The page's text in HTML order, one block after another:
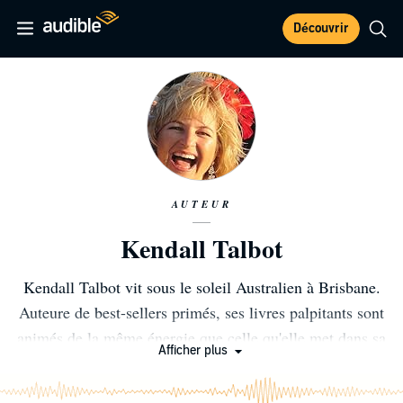
Découvrir
AUTEUR
Kendall Talbot
Kendall Talbot vit sous le soleil Australien à Brisbane.
Auteure de best-sellers primés, ses livres palpitants sont
animés de la même énergie que celle qu'elle met dans sa
vie. De la plongée sous-marine avec des requins au
rafting en eaux vives et même souterrain, en passant par
Afficher plus